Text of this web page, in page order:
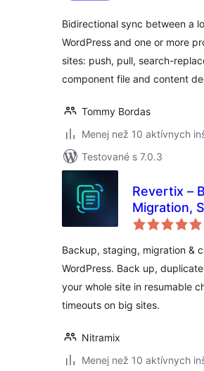
Bidirectional sync between a
WordPress and one or more
sites: push, pull, search-
component file and content
Tommy Bordas
Menej než 10 aktívnych
Testované s 7.0.3
Revertix –
Migration,
& Clone
Backup, staging, migration &
WordPress. Back up,
your whole site in resumable
timeouts on big sites.
Nitramix
Menej než 10 aktívnych